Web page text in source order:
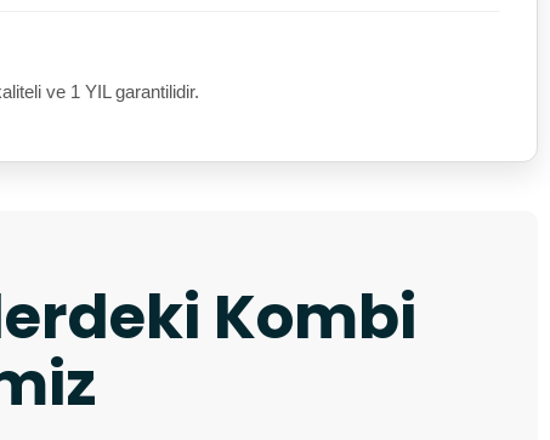
ve 1 YIL garantilidir.
Kombi